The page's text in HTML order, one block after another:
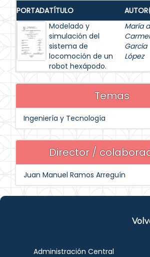
PORTADATÍTULO
Modelado y
simulación del
sistema de
locomoción de un
robot hexápodo.
María
García
López
Temas
Ingeniería y Tecnología
Director /
Juan Manuel Ramos Arreguín
Administración Central